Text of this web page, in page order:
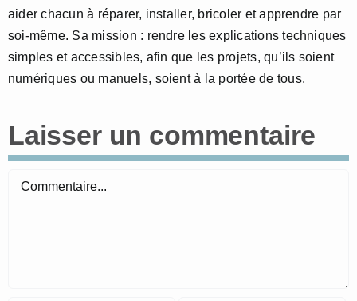
aider chacun à réparer, installer, bricoler et apprendre par
soi-même. Sa mission : rendre les explications techniques
simples et accessibles, afin que les projets, qu’ils soient
numériques ou manuels, soient à la portée de tous.
Laisser un commentaire
Commentaire